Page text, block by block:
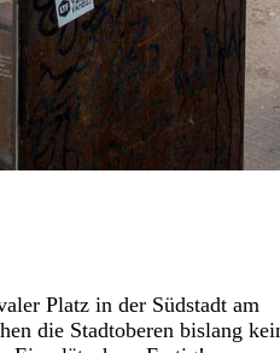
Platz in der Südstadt am
die Stadtoberen bislang